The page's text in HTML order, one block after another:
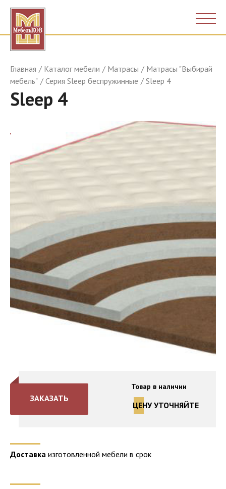
Главная Каталог мебели Матрасы
Матрасы "Выбирай
мебель"
Серия Sleep беспружинные Sleep 4
Sleep 4
Товар в наличии
ЦЕНУ УТОЧНЯЙТЕ
ЗАКАЗАТЬ
Доставка изготовленной мебели в срок